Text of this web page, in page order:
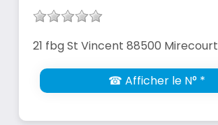
21 fbg St Vincent 88500 Mirecourt
☎ Afficher le N° *